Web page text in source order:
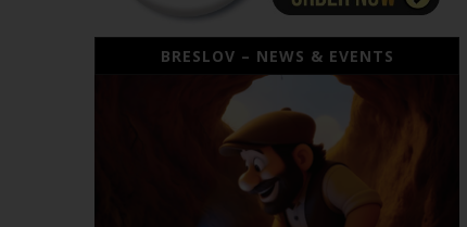
BRESLOV – NEWS & EVENTS